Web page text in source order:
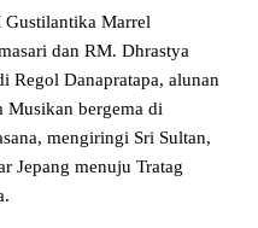
Gustilantika Marrel
dan RM. Dhrastya
Regol Danapratapa, alunan
Musikan bergema di
mengiringi Sri Sultan,
Jepang menuju Tratag